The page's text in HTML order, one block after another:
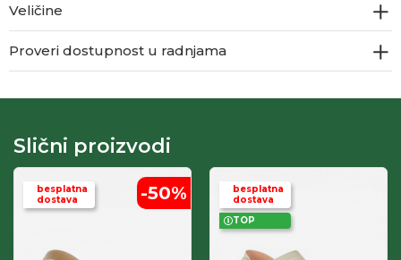
Veličine
Proveri dostupnost u radnjama
Slični proizvodi
besplatna
dostava
-50%
besplatna
dostava
TOP